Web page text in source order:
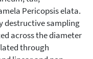
Pericopsis elata.
destructive sampling
across the diameter
through